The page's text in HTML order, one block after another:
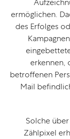
ermöglichen.
des Erfolges
erkennen,
betroffenen
Mail
Solche
Zählpixel